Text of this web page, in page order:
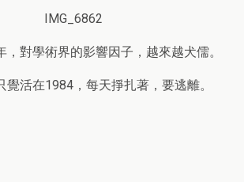
，對學術界的影響因子，越來越犬儒。
覺活在1984，每天掙扎著，要逃離。